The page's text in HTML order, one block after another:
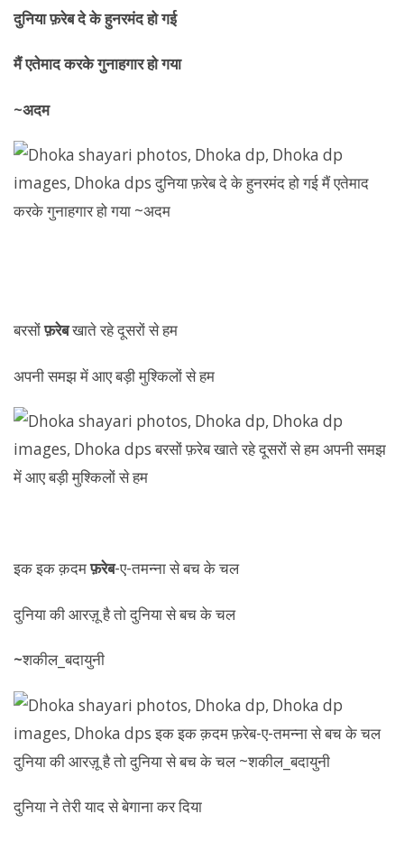
दुनिया फ़रेब दे के हुनरमंद हो गई
मैं एतेमाद करके गुनाहगार हो गया
~अदम
बरसोंफ़रेबखाते रहे दूसरों से हम
अपनी समझ में आए बड़ी मुश्किलों से हम
इक इक क़दमफ़रेब-ए-तमन्ना से बच के चल
दुनिया की आरज़ू है तो दुनिया से बच के चल
~शकील_बदायुनी
दुनिया ने तेरी याद से बेगाना कर दिया